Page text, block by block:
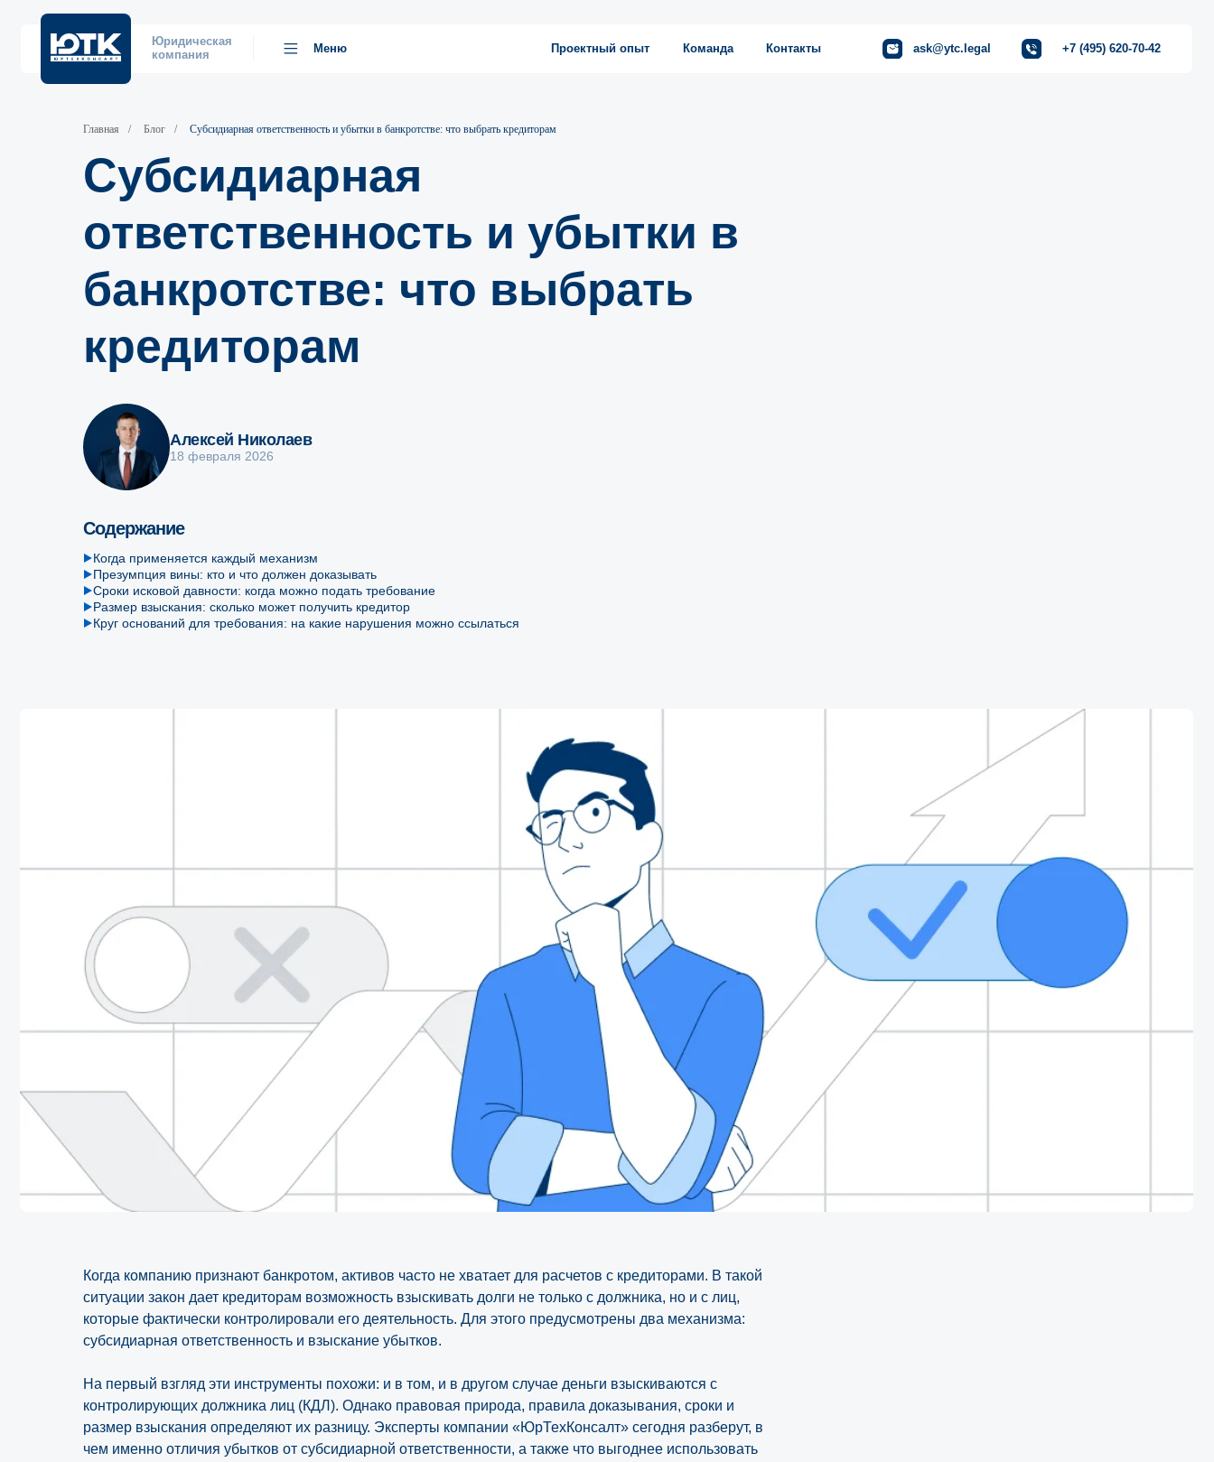
ask@ytc.legal +7 (495) 620-70-42
Контакты
Команда
Проектный опыт
Меню
Юридическая
компания
Главная / Блог / Субсидиарная ответственность и убытки в банкротстве: что выбрать кредиторам
Субсидиарная
ответственность и убытки в
банкротстве: что выбрать
кредиторам
Когда применяется каждый механизм
Презумпция вины: кто и что должен доказывать
Сроки исковой давности: когда можно подать требование
Размер взыскания: сколько может получить кредитор
Круг оснований для требования: на какие нарушения можно ссылаться
Содержание
Алексей Николаев
18 февраля 2026
Когда компанию признают банкротом, активов часто не хватает для расчетов с кредиторами. В такой
ситуации закон дает кредиторам возможность взыскивать долги не только с должника, но и с лиц,
которые фактически контролировали его деятельность. Для этого предусмотрены два механизма:
субсидиарная ответственность и взыскание убытков.
На первый взгляд эти инструменты похожи: и в том, и в другом случае деньги взыскиваются с
контролирующих должника лиц (КДЛ). Однако правовая природа, правила доказывания, сроки и
размер взыскания определяют их разницу. Эксперты компании «ЮрТехКонсалт» сегодня разберут, в
чем именно отличия убытков от субсидиарной ответственности, а также что выгоднее использовать